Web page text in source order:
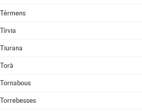
Térmens
Tírvia
Tiurana
Torà
Tornabous
Torrebesses